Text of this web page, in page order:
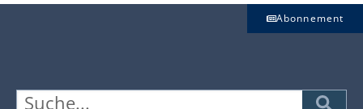
Abonnement